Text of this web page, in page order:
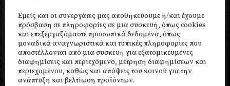
Εμείς και οι συνεργάτες μας αποθηκεύουμε ή/και έχουμε
πρόσβαση σε πληροφορίες σε μια συσκευή, όπως cookies
και επεξεργαζόμαστε προσωπικά δεδομένα, όπως
μοναδικά αναγνωριστικά και τυπικές πληροφορίες που
αποστέλλονται από μια συσκευή για εξατομικευμένες
διαφημίσεις και περιεχόμενο, μέτρηση διαφημίσεων και
περιεχομένου, καθώς και απόψεις του κοινού για την
ανάπτυξη και βελτίωση προϊόντων.